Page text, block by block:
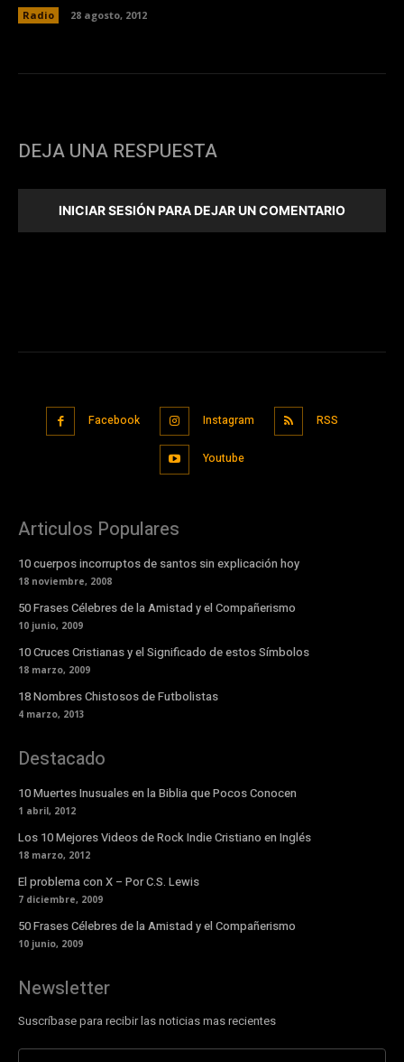
Radio 28 agosto, 2012
DEJA UNA RESPUESTA
INICIAR SESIÓN PARA DEJAR UN COMENTARIO
Facebook Instagram RSS
Youtube
Articulos Populares
10 cuerpos incorruptos de santos sin explicación hoy
18 noviembre, 2008
50 Frases Célebres de la Amistad y el Compañerismo
10 junio, 2009
10 Cruces Cristianas y el Significado de estos Símbolos
18 marzo, 2009
18 Nombres Chistosos de Futbolistas
4 marzo, 2013
Destacado
10 Muertes Inusuales en la Biblia que Pocos Conocen
1 abril, 2012
Los 10 Mejores Videos de Rock Indie Cristiano en Inglés
18 marzo, 2012
El problema con X – Por C.S. Lewis
7 diciembre, 2009
50 Frases Célebres de la Amistad y el Compañerismo
10 junio, 2009
Newsletter
Suscríbase para recibir las noticias mas recientes